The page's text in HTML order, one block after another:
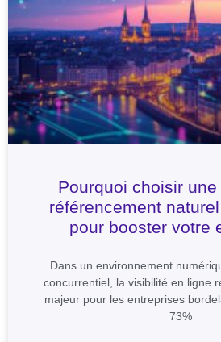
Pourquoi choisir
référencement
pour booster votre
Dans un environnement
concurrentiel, la visibilité en ligne
majeur pour les entreprises
73%